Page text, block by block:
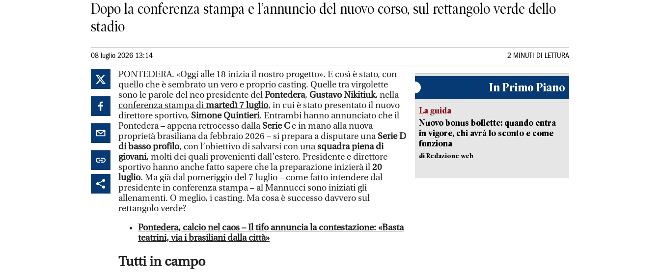
Dopo la conferenza stampa e l’annuncio del nuovo corso, sul rettangolo verde dello
stadio
08 luglio 2026 13:14 2 MINUTI DI LETTURA
PONTEDERA. «Oggi alle 18 inizia il nostro progetto». E così è stato, con
quello che è sembrato un vero e proprio casting. Quelle tra virgolette
sono le parole del neo presidente delPontedera, Gustavo Nikitiuk, nella
conferenza stampa dimartedì 7 luglio, in cui è stato presentato il nuovo
direttore sportivo, Simone Quintieri. Entrambi hanno annunciato che il
Pontedera – appena retrocesso dallaSerie Ce in mano alla nuova
proprietà brasiliana da febbraio 2026 – si prepara a disputare unaSerie D
di basso profilo, con l’obiettivo di salvarsi con unasquadra piena di
giovani, molti dei quali provenienti dall’estero. Presidente e direttore
sportivo hanno anche fatto sapere che la preparazione inizierà il20
luglio. Ma già dal pomeriggio del 7 luglio – come fatto intendere dal
presidente in conferenza stampa – al Mannucci sono iniziati gli
allenamenti. O meglio, i casting. Ma cosa è successo davvero sul
rettangolo verde?
Pontedera, calcio nel caos – Il tifo annuncia la contestazione: «Basta
teatrini, via i brasiliani dalla città»
Tutti in campo
In Primo Piano
La guida
Nuovo bonus bollette: quando entra
in vigore, chi avrà lo sconto e come
funziona
di Redazione web